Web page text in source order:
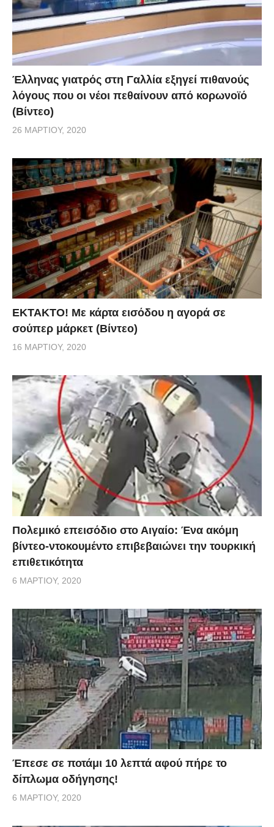
Έλληνας γιατρός στη Γαλλία εξηγεί πιθανούς
λόγους που οι νέοι πεθαίνουν από κορωνοϊό
(Βίντεο)
26 ΜΑΡΤΊΟΥ, 2020
ΕΚΤΑΚΤΟ! Με κάρτα εισόδου η αγορά σε
σούπερ μάρκετ (Βίντεο)
16 ΜΑΡΤΊΟΥ, 2020
Πολεμικό επεισόδιο στο Αιγαίο: Ένα ακόμη
βίντεο-ντοκουμέντο επιβεβαιώνει την τουρκική
επιθετικότητα
6 ΜΑΡΤΊΟΥ, 2020
Έπεσε σε ποτάμι 10 λεπτά αφού πήρε το
δίπλωμα οδήγησης!
6 ΜΑΡΤΊΟΥ, 2020